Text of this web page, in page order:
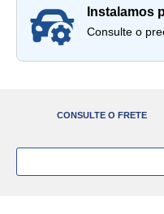
instalamos
Consulte o
CONSULTE O FRETE